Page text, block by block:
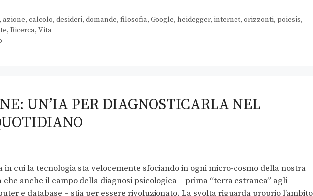
azione, calcolo, desideri, domande, filosofia, Google, heidegger, internet, orizzonti, poiesis,
, Ricerca, Vita
UN’IA PER DIAGNOSTICARLA NEL
in cui la tecnologia sta velocemente sfociando in ogni micro-cosmo della nostra
anche il campo della diagnosi psicologica – prima “terra estranea” agli
e database – stia per essere rivoluzionato. La svolta riguarda proprio l’ambito